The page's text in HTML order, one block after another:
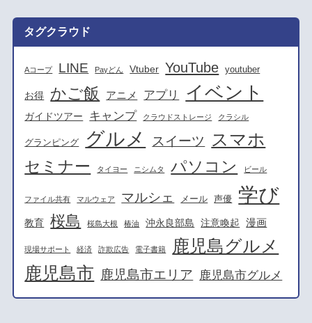
タグクラウド
Aコープ LINE Payどん Vtuber YouTube youtuber
お得 かご飯 アニメ アプリ イベント
ガイドツアー キャンプ クラウドストレージ クラシル
グランピング グルメ スイーツ スマホ
セミナー タイヨー ニシムタ パソコン ビール
ファイル共有 マルウェア マルシェ メール 声優 学び
教育 桜島 桜島大根 椿油 沖永良部島 注意喚起 漫画
現場サポート 経済 詐欺広告 電子書籍 鹿児島グルメ
鹿児島市 鹿児島市エリア 鹿児島市グルメ